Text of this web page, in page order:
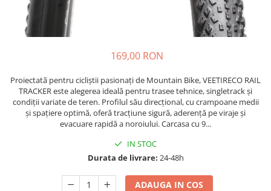
https://www.doctortrotineta.ro/cadru
Aparatori (aripi)
Suspensie
Cauciucuri
https://www.doctortrotineta.ro/camere-
de-aer
169,00 RON
Proiectată pentru cicliștii pasionați de Mountain Bike, VEETIRECO RAIL
TRACKER este alegerea ideală pentru trasee tehnice, singletrack și
condiții variate de teren. Profilul său direcțional, cu crampoane medii
și spațiere optimă, oferă tracțiune sigură, aderență pe viraje și
evacuare rapidă a noroiului. Carcasa cu 9...
IN STOC
Durata de livrare: 24-48h
ADAUGA IN COS